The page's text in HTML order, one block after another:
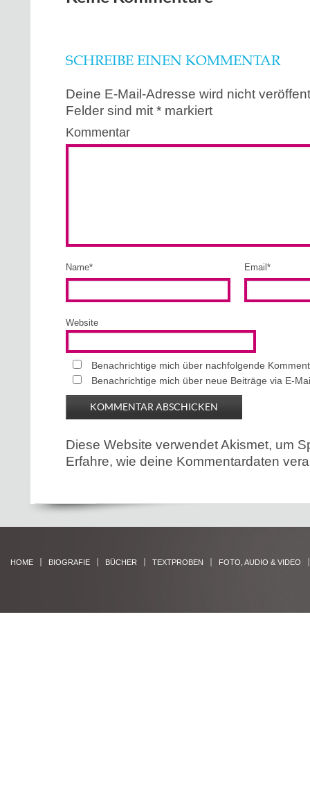
SCHREIBE EINEN KOMMENTAR
Deine E-Mail-Adresse wird nicht
Felder sind mit * markiert
Kommentar
Name* Email *
Website
Benachrichtige mich über nachfolgende
Benachrichtige mich über neue Beiträge via E-
Diese Website verwendet Akismet, um
Erfahre, wie deine Kommentardaten
HOME BIOGRAFIE BÜCHER TEXTPROBEN FOTO, AUDIO & VIDEO